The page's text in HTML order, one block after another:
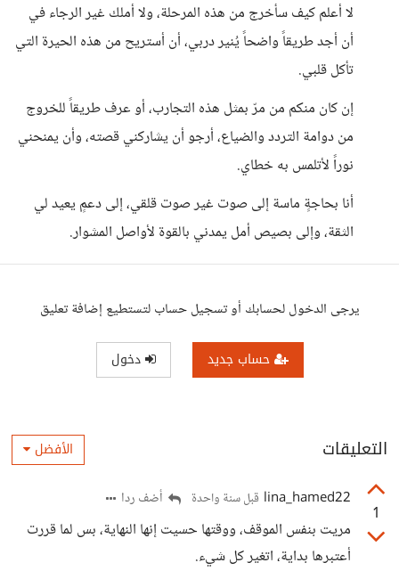
لا أعلم كيف سأخرج من هذه المرحلة، ولا أملك غير الرجاء في
أن أجد طريقاً واضحاً يُنير دربي، أن أستريح من هذه الحيرة التي
تأكل قلبي.
إن كان منكم من مرّ بمثل هذه التجارب، أو عرف طريقاً للخروج
من دوامة التردد والضياع، أرجو أن يشاركني قصته، وأن يمنحني
نوراً لأتلمس به خطاي.
أنا بحاجةٍ ماسة إلى صوت غير صوت قلقي، إلى دعمٍ يعيد لي
الثقة، وإلى بصيص أمل يمدني بالقوة لأواصل المشوار.
يرجى الدخول لحسابك أو تسجيل حساب لتستطيع إضافة تعليق
حساب جديد دخول
التعليقات الأفضل
1
lina_hamed22 قبل سنة واحدة أضف ردا
مريت بنفس الموقف، ووقتها حسيت إنها النهاية، بس لما قررت
أعتبرها بداية، اتغير كل شيء.